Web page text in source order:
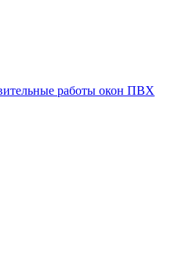
работы окон ПВХ